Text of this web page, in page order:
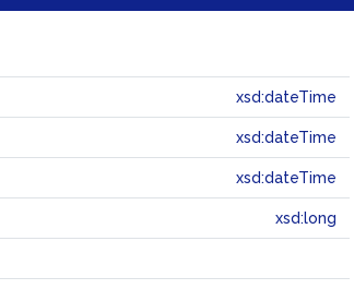
xsd:dateTime
xsd:dateTime
xsd:dateTime
xsd:long